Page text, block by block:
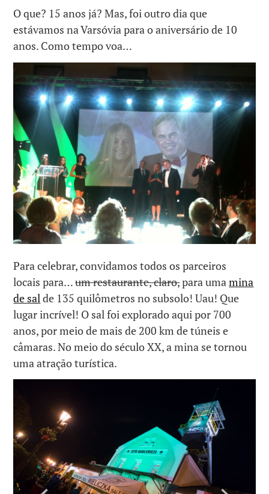
O que? 15 anos já? Mas, foi outro dia que
estávamos na Varsóvia para o aniversário de 10
anos. Como tempo voa…
Para celebrar, convidamos todos os parceiros
locais para…um restaurante, claro,para umamina
de sal de 135 quilômetros no subsolo! Uau! Que
lugar incrível! O sal foi explorado aqui por 700
anos, por meio de mais de 200 km de túneis e
câmaras. No meio do século XX, a mina se tornou
uma atração turística.